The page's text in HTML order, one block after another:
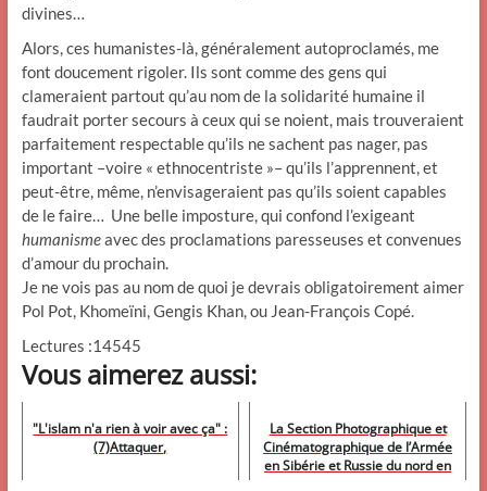
divines…
Alors, ces humanistes-là, généralement autoproclamés, me
font doucement rigoler. Ils sont comme des gens qui
clameraient partout qu’au nom de la solidarité humaine il
faudrait porter secours à ceux qui se noient, mais trouveraient
parfaitement respectable qu’ils ne sachent pas nager, pas
important –voire « ethnocentriste »– qu’ils l’apprennent, et
peut-être, même, n’envisageraient pas qu’ils soient capables
de le faire… Une belle imposture, qui confond l’exigeant
humanismeavec des proclamations paresseuses et convenues
d’amour du prochain.
Je ne vois pas au nom de quoi je devrais obligatoirement aimer
Pol Pot, Khomeïni, Gengis Khan, ou Jean-François Copé.
Lectures :14545
Vous aimerez aussi:
"L'islam n'a rien à voir avec ça" :
(7)Attaquer,
La Section Photographique et
Cinématographique de l’Armée
en Sibérie et Russie du nord en